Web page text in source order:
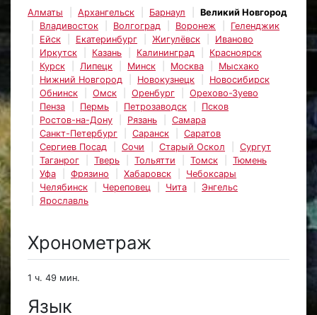
Алматы Архангельск Барнаул
Великий Новгород
Владивосток
Волгоград Воронеж
Геленджик
Ейск
Екатеринбург Жигулёвск
Иваново
Иркутск
Казань Калининград
Красноярск
Курск
Липецк Минск Москва
Мысхако
Нижний Новгород
Новокузнецк
Новосибирск
Обнинск
Омск Оренбург
Орехово-Зуево
Пенза
Пермь Петрозаводск
Псков
Ростов-на-Дону
Рязань
Самара
Санкт-Петербург
Саранск
Саратов
Сергиев Посад
Сочи Старый Оскол
Сургут
Таганрог
Тверь Тольятти Томск
Тюмень
Уфа
Фрязино Хабаровск
Чебоксары
Челябинск
Череповец Чита
Энгельс
Ярославль
Хронометраж
1 ч. 49 мин.
Язык